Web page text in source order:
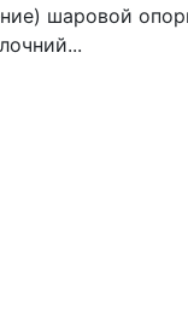
шаровой